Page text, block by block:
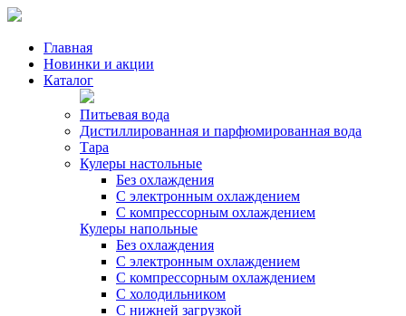
Главная
Новинки и акции
Каталог
Питьевая вода
Дистиллированная и парфюмированная вода
Тара
Кулеры настольные
Без охлаждения
С электронным охлаждением
С компрессорным охлаждением
Кулеры напольные
Без охлаждения
С электронным охлаждением
С компрессорным охлаждением
С холодильником
С нижней загрузкой